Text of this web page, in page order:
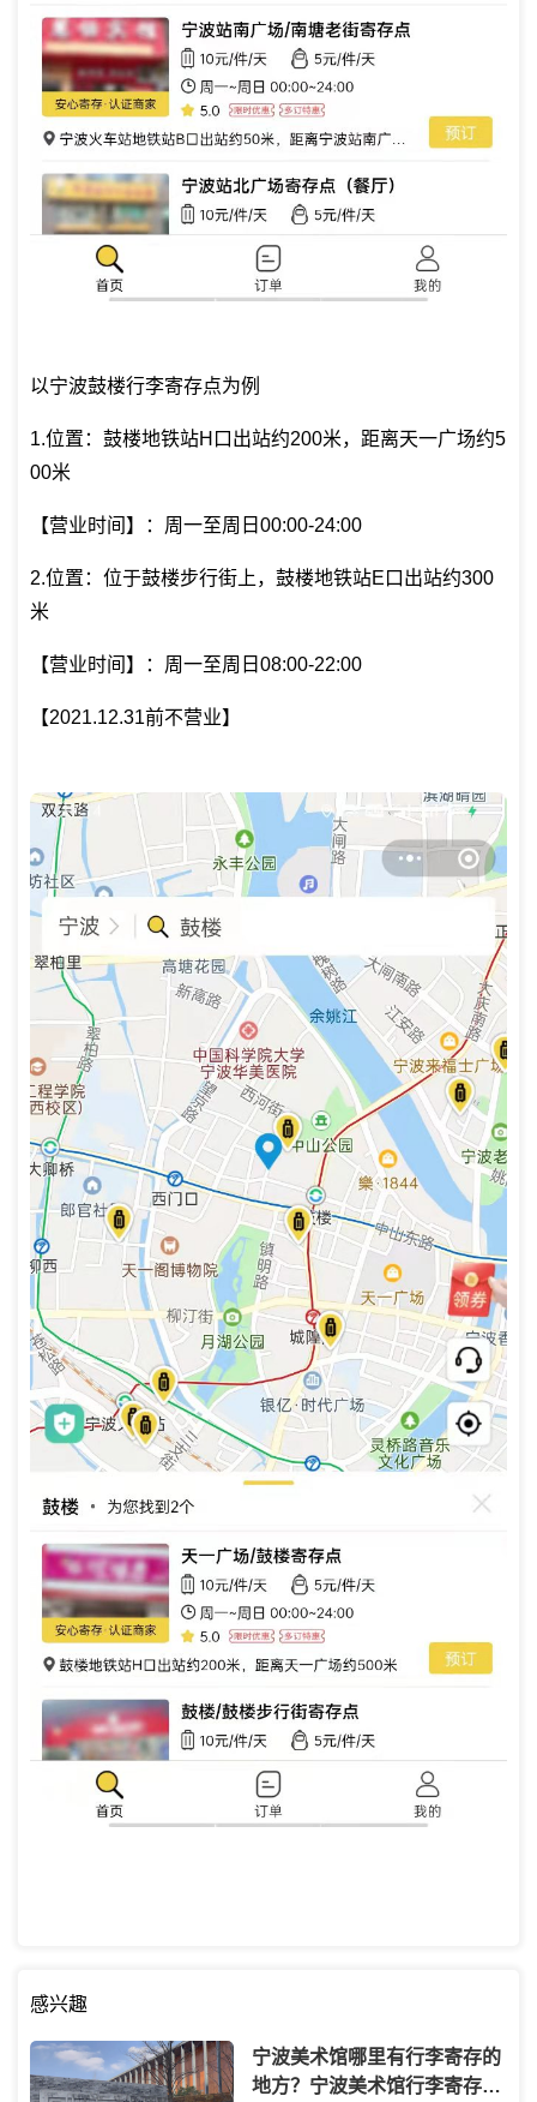
以宁波鼓楼行李寄存点为例
1.位置：鼓楼地铁站H口出站约200米，距离天一广场约5
00米
【营业时间】：周一至周日00:00-24:00
2.位置：位于鼓楼步行街上，鼓楼地铁站E口出站约300
米
【营业时间】：周一至周日08:00-22:00
【2021.12.31前不营业】
感兴趣
宁波美术馆哪里有行李寄存的
地方？宁波美术馆行李寄存怎